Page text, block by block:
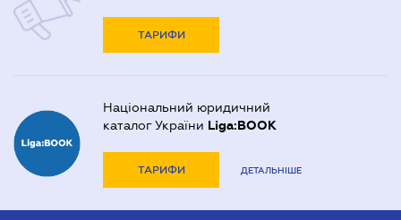
ТАРИФИ
Національний юридичний
каталог України Liga:BOOK
ТАРИФИ ДЕТАЛЬНІШЕ